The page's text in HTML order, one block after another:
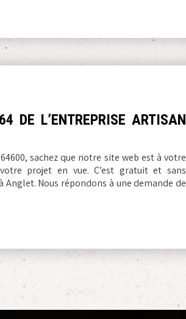
DE L’ENTREPRISE ARTISAN
sachez que notre site web est à votre
projet en vue. C’est gratuit et sans
Nous répondons à une demande de